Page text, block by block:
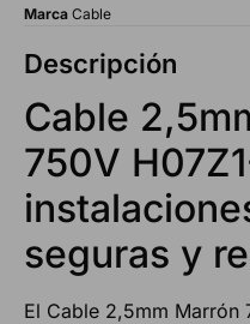
Marca Cable
Descripción
Cable
750V
seguras y
El Cable 2,5mm Marrón